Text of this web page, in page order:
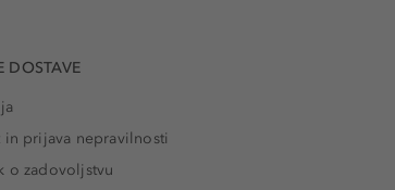
DOSTAVE
in prijava nepravilnosti
o zadovoljstvu